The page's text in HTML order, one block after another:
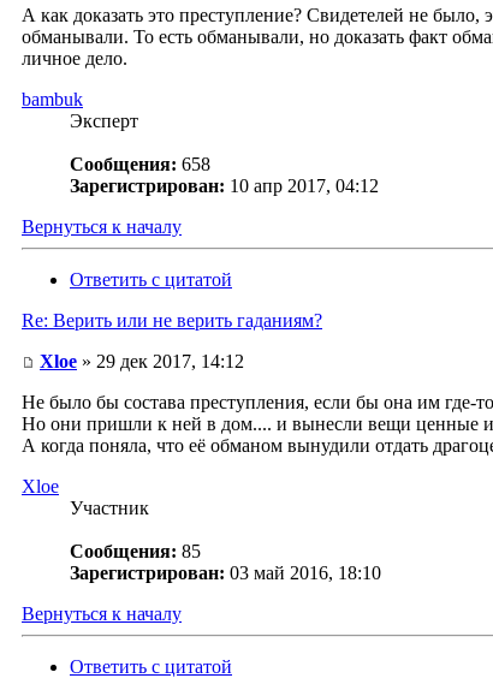
А как доказать это преступление? Свидетелей не
обманывали. То есть обманывали, но доказать факт
личное дело.
bambuk
Эксперт
Сообщения: 658
Зарегистрирован: 10 апр 2017, 04:12
Вернуться к началу
Ответить с цитатой
Re: Верить или не верить гаданиям?
Xloe » 29 дек 2017, 14:12
Не было бы состава преступления, если бы она им где-
Но они пришли к ней в дом.... и вынесли вещи ценные
А когда поняла, что её обманом вынудили отдать
Xloe
Участник
Сообщения: 85
Зарегистрирован: 03 май 2016, 18:10
Вернуться к началу
Ответить с цитатой